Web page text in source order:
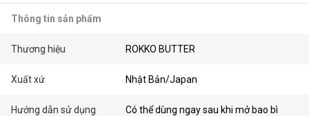
Thông tin sản phẩm
Thương hiệu ROKKO BUTTER
Xuất xứ Nhật Bản/Japan
Hướng dẫn sử dụng
Có thể dùng ngay sau khi mở bao bì